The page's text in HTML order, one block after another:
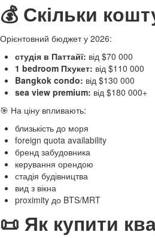
💰 Скільки
Орієнтовний бюджет у 2026:
студія в Паттайї: від $70 000
1 bedroom Пхукет: від $110 000
Bangkok condo: від $130 000
sea view premium: від $180 000+
🎯 На ціну впливають:
близькість до моря
foreign quota availability
бренд забудовника
керування орендою
стадія будівництва
вид з вікна
proximity до BTS/MRT
📜 Як купити